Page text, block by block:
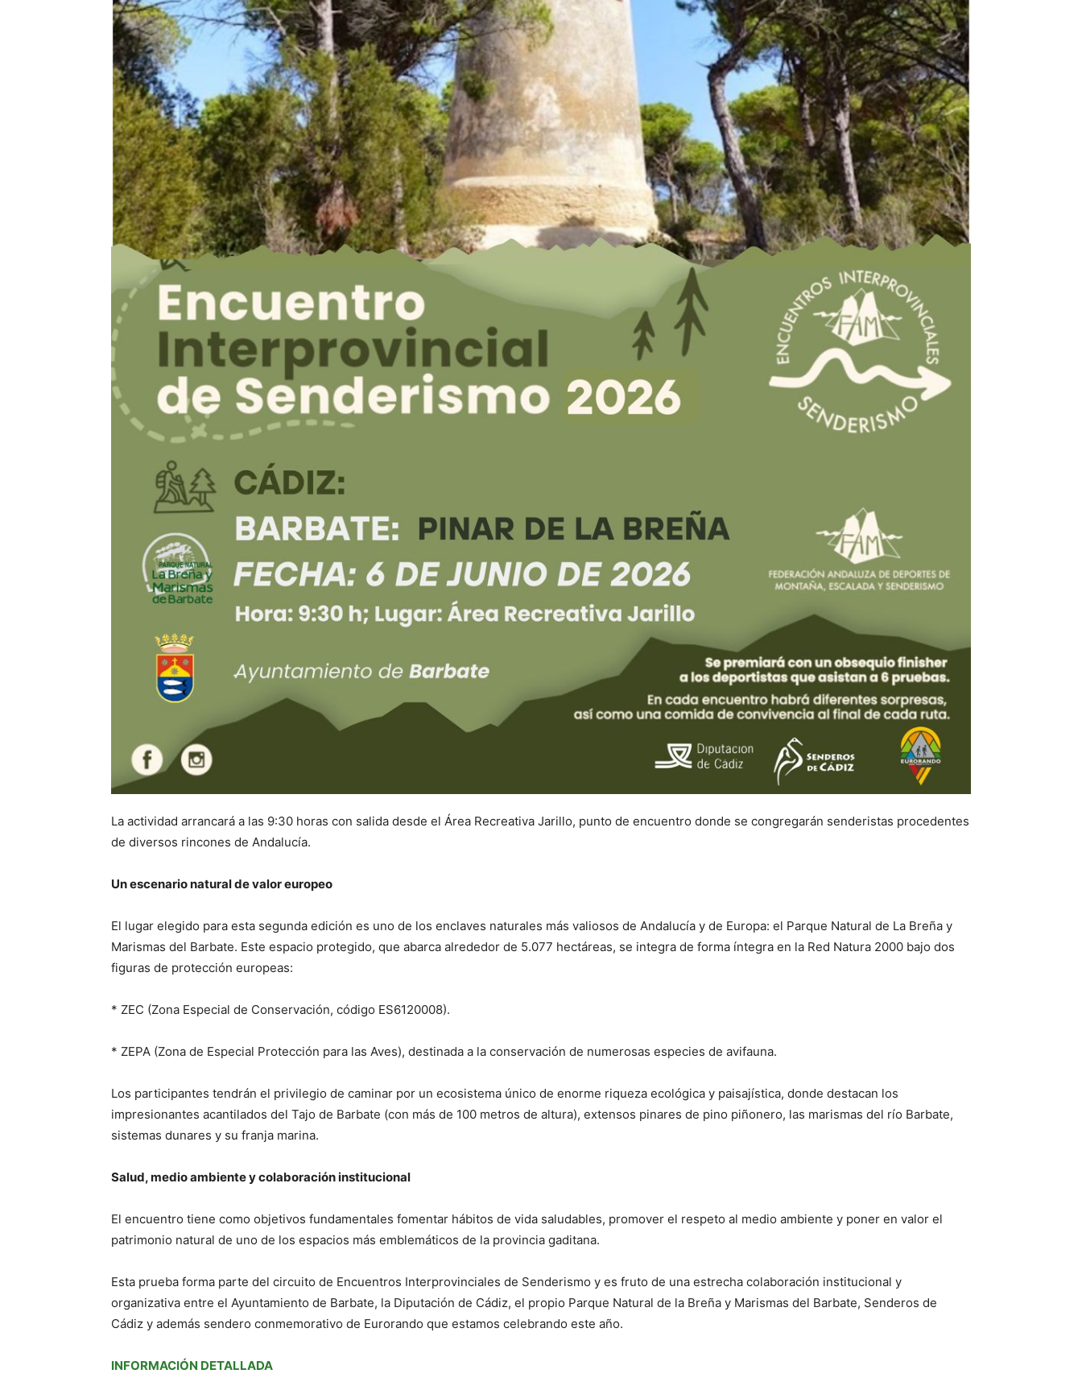
La actividad arrancará a las 9:30 horas con salida desde el Área Recreativa Jarillo, punto de encuentro donde se congregarán senderistas procedentes
de diversos rincones de Andalucía.
Un escenario natural de valor europeo
El lugar elegido para esta segunda edición es uno de los enclaves naturales más valiosos de Andalucía y de Europa: el Parque Natural de La Breña y
Marismas del Barbate. Este espacio protegido, que abarca alrededor de 5.077 hectáreas, se integra de forma íntegra en la Red Natura 2000 bajo dos
figuras de protección europeas:
* ZEC (Zona Especial de Conservación, código ES6120008).
* ZEPA (Zona de Especial Protección para las Aves), destinada a la conservación de numerosas especies de avifauna.
Los participantes tendrán el privilegio de caminar por un ecosistema único de enorme riqueza ecológica y paisajística, donde destacan los
impresionantes acantilados del Tajo de Barbate (con más de 100 metros de altura), extensos pinares de pino piñonero, las marismas del río Barbate,
sistemas dunares y su franja marina.
Salud, medio ambiente y colaboración institucional
El encuentro tiene como objetivos fundamentales fomentar hábitos de vida saludables, promover el respeto al medio ambiente y poner en valor el
patrimonio natural de uno de los espacios más emblemáticos de la provincia gaditana.
Esta prueba forma parte del circuito de Encuentros Interprovinciales de Senderismo y es fruto de una estrecha colaboración institucional y
organizativa entre el Ayuntamiento de Barbate, la Diputación de Cádiz, el propio Parque Natural de la Breña y Marismas del Barbate, Senderos de
Cádiz y además sendero conmemorativo de Eurorando que estamos celebrando este año.
INFORMACIÓN DETALLADA